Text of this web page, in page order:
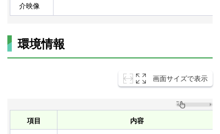
介映像
環境情報
画面サイズで表示
項目 内容